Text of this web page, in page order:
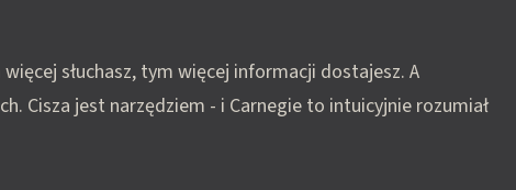
więcej słuchasz, tym więcej informacji dostajesz. A
Cisza jest narzędziem - i Carnegie to intuicyjnie rozumiał